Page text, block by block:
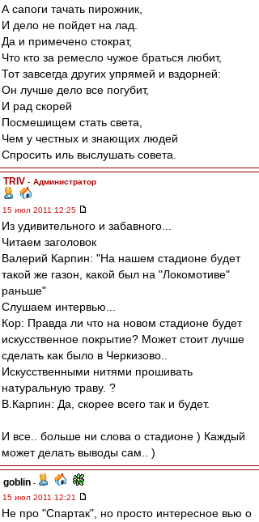
А сапоги тачать пирожник,
И дело не пойдет на лад.
Да и примечено стократ,
Что кто за ремесло чужое браться любит,
Тот завсегда других упрямей и вздорней:
Он лучше дело все погубит,
И рад скорей
Посмешищем стать света,
Чем у честных и знающих людей
Спросить иль выслушать совета.
TRIV - Администратор
15 июл 2011 12:25
Из удивительного и забавного...
Читаем заголовок
Валерий Карпин: "На нашем стадионе будет
такой же газон, какой был на "Локомотиве"
раньше"
Слушаем интервью...
Кор: Правда ли что на новом стадионе будет
искусственное покрытие? Может стоит лучше
сделать как было в Черкизово..
Искусственными нитями прошивать
натуральную траву. ?
В.Карпин: Да, скорее всего так и будет.
И все.. больше ни слова о стадионе ) Каждый
может делать выводы сам.. )
goblin -
15 июл 2011 12:21
Не про "Спартак", но просто интересное вью о